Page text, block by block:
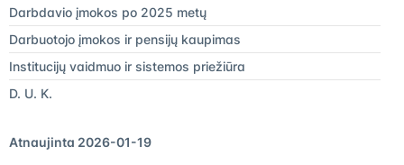
Darbdavio įmokos po 2025 metų
Darbuotojo įmokos ir pensijų kaupimas
Institucijų vaidmuo ir sistemos priežiūra
D. U. K.
Atnaujinta 2026-01-19